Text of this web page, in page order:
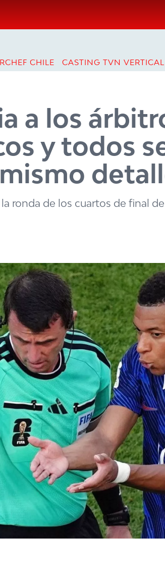
CHILE CASTING TVN VERTICAL
a los
y todos
ronda de los cuartos de final